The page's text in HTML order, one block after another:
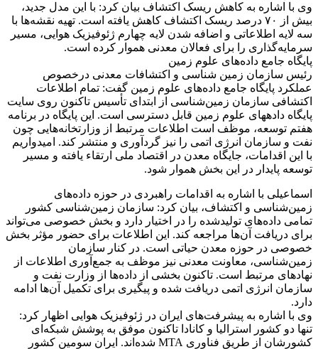
وی با اشاره به کاهش ریسک اکتشاف بیان کرد: با این مدل جدید،
بیش از ۷۰ درصد ریسک اکتشاف کاهش یافته است. تهیه نقشه‌ها با
سه لایه اطلاعاتی و اضافه شدن لایه چهارم ژئوفیزیک هوایی، مسیر
سرمایه‌گذاری را برای فعالان معدنی هموار کرده است.
پایگاه جامع داده‌های علوم زمین
رئیس سازمان زمین شناسی و اکتشافات معدنی درخصوص
عملکرد پایگاه جامع داده‌های علوم زمین گفت: تمام اطلاعات
اکتشافی سازمان زمین‌شناسی از ابتدای تأسیس تاکنون روی سایت
پایگاه دادههای علوم زمین قابل دسترسی است. این پایگاه در برنامه
هفتم توسعه، موظف است اطلاعات مرتبط از وزارتخانه‌هایی چون
نفت و سازمان انرژی اتمی را نیز گردآوری و منتشر کند. امیدواریم
با این اقدامات، جایگاه معدن در اقتصاد ملی ارتقاء یافته و مسیر
توسعه پایدار در این بخش هموار شود.
اسماعیلی با اشاره به اقدامات راهبردی در حوزه داده‌های
زمین‌شناسی و اکتشاف، بیان کرد: سازمان زمین‌شناسی کشور
تمامی داده‌های تولیدشده را در اختیار دارد و بخش خصوصی می‌تواند
برای دریافت آن‌ها مراجعه کند. این اطلاعات برای حضور مؤثر بخش
خصوصی در حوزه معدن حیاتی است. در کنار سازمان
زمین‌شناسی، معاونت معدنی نیز موظف به جمع‌آوری اطلاعات از
نهادهای مرتبط است. تاکنون بخشی از داده‌ها از وزارت نفت و
سازمان انرژی اتمی دریافت شده و پیگیری برای تکمیل آن‌ها ادامه
دارد.
وی با اشاره به پیشرفت‌های ایران در ژئوفیزیک هوایی اظهار کرد:
تنها دو کشور استرالیا و کانادا تاکنون موفق به پوشش شبکه‌ای
کشورشان از طریق فناوری MTA شده‌اند. ایران سومین کشور